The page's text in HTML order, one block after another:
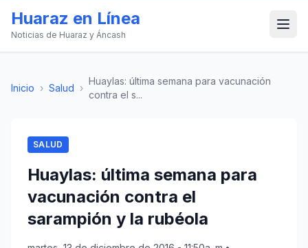
Huaraz en Línea
Noticias de Huaraz y Áncash
Inicio › Salud ›
Huaylas: última semana para vacunación
contra el s...
SALUD
Huaylas: última semana para
vacunación contra el
sarampión y la rubéola